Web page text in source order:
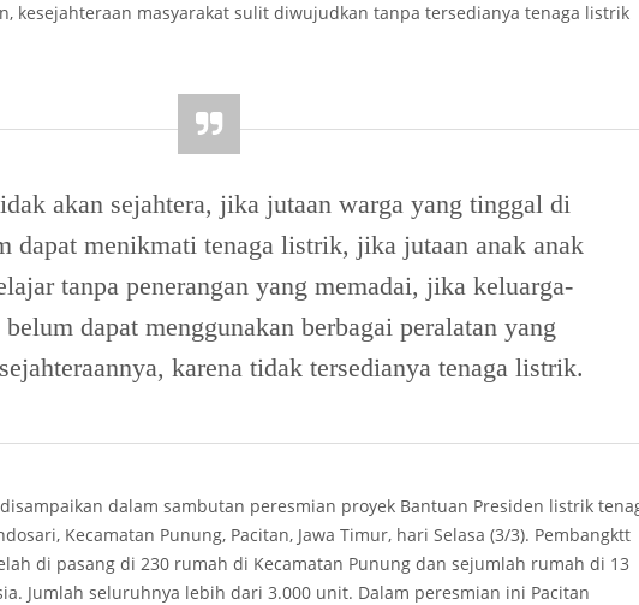
kesejahteraan masyarakat sulit diwujudkan tanpa tersedianya tenaga listrik
akan sejahtera, jika jutaan warga yang tinggal di
dapat menikmati tenaga listrik, jika jutaan anak­ anak
tanpa penerangan yang memadai, jika keluarga-
dapat menggunakan berbagai peralatan yang
karena tidak tersedianya tenaga listrik.
dalam sambutan peresmian proyek Bantuan Presiden listrik
Kecamatan Punung, Pacitan, Jawa Timur, hari Selasa (3/3). Pembangktt
di pasang di 230 rumah di Kecamatan Punung dan sejumlah rumah di 13
Jumlah seluruhnya lebih dari 3.000 unit. Dalam peresmian ini Pacitan